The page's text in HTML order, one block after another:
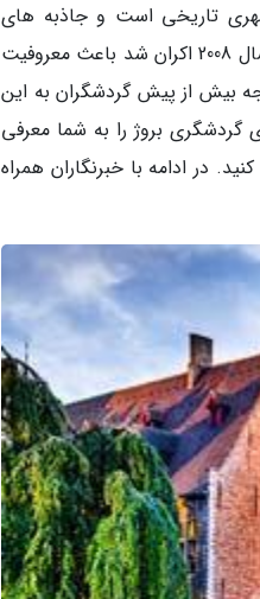
شهری تاریخی است و جاذبه های
تاریخی و فرهنگی بسیاری در این شهر وجود دارد. فیلم مشهور در بروژ (In Bruges) که در سال 2008 اکران شد باعث معروفیت
بیش از پیش گردشگران به این
بروژ را به شما معرفی
در ادامه با خبرنگاران همراه